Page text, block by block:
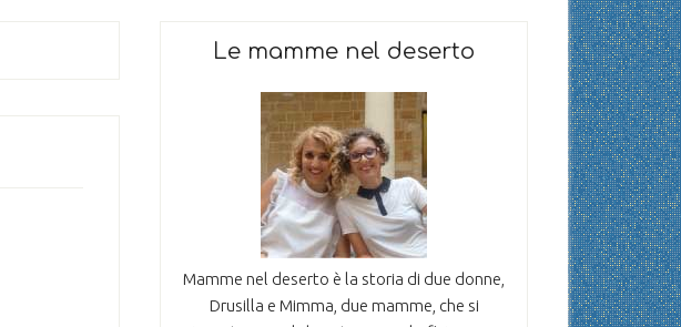
Le mamme nel deserto
Mamme nel deserto è la storia di due donne,
Drusilla e Mimma, due mamme, che si